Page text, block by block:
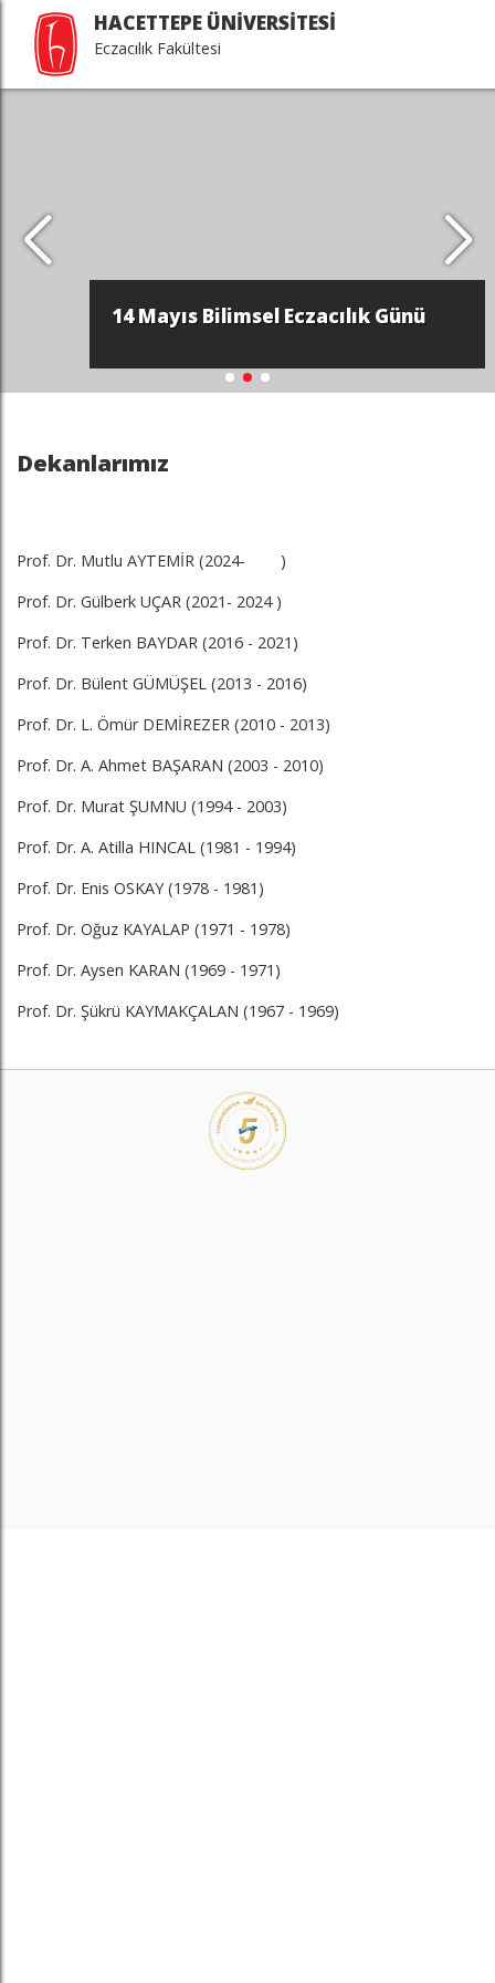
HACETTEPE ÜNİVERSİTESİ
Eczacılık Fakültesi
14 Mayıs Bilimsel Eczacılık Günü
Dekanlarımız
Prof. Dr. Mutlu AYTEMİR (2024- )
Prof. Dr. Gülberk UÇAR (2021- 2024 )
Prof. Dr. Terken BAYDAR (2016 - 2021)
Prof. Dr. Bülent GÜMÜŞEL (2013 - 2016)
Prof. Dr. L. Ömür DEMİREZER (2010 - 2013)
Prof. Dr. A. Ahmet BAŞARAN (2003 - 2010)
Prof. Dr. Murat ŞUMNU (1994 - 2003)
Prof. Dr. A. Atilla HINCAL (1981 - 1994)
Prof. Dr. Enis OSKAY (1978 - 1981)
Prof. Dr. Oğuz KAYALAP (1971 - 1978)
Prof. Dr. Aysen KARAN (1969 - 1971)
Prof. Dr. Şükrü KAYMAKÇALAN (1967 - 1969)